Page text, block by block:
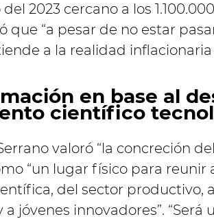
2023 cercano a los
que “a pesar de no estar
a la realidad
en base al
científico
valoró “la concreción
“un lugar físico para reunir
del sector productivo,
jóvenes innovadores”.